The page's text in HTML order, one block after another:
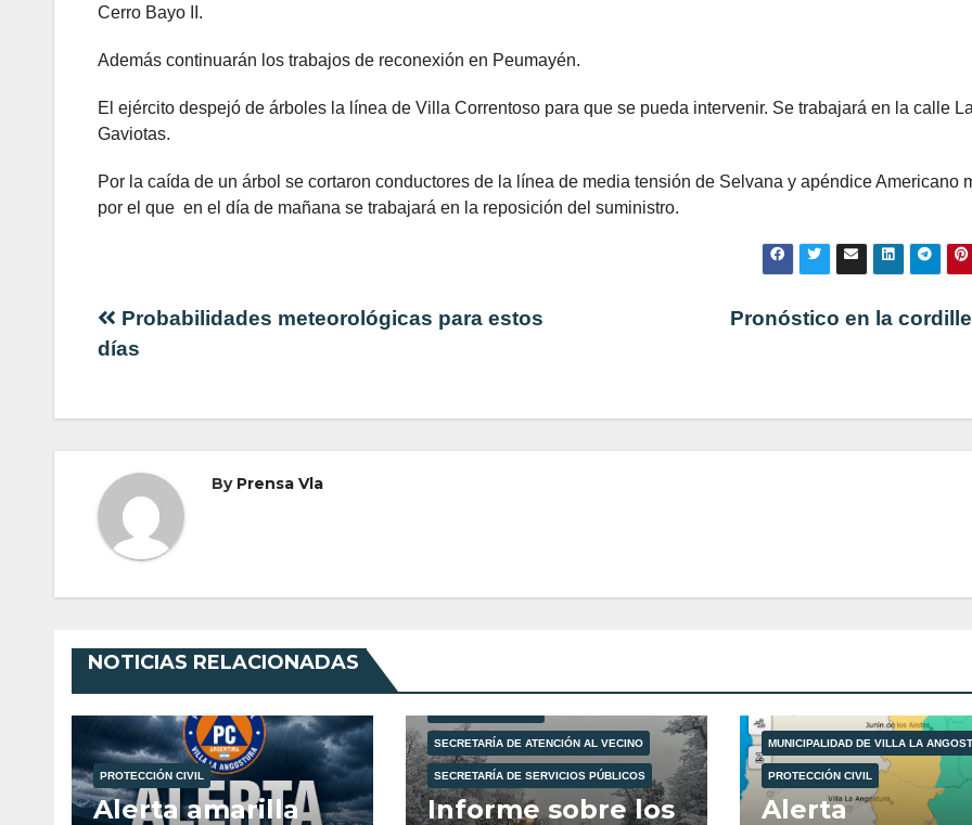
Cerro Bayo II.
Además continuarán los trabajos de reconexión en Peumayén.
El ejército despejó de árboles la línea de Villa Correntoso para que se pueda intervenir. Se trabajará en la calle
Gaviotas.
Por la caída de un árbol se cortaron conductores de la línea de media tensión de Selvana y apéndice Americano
por el que en el día de mañana se trabajará en la reposición del suministro.
Navegación
entradas
Pronóstico en la
Probabilidades meteorológicas para estos
días
By Prensa Vla
NOTICIAS RELACIONADAS
PROTECCIÓN CIVIL
Alerta amarilla
SECRETARÍA DE ATENCIÓN AL VECINO
SECRETARÍA DE SERVICIOS PÚBLICOS
Informe sobre los
MUNICIPALIDAD DE VILLA LA
PROTECCIÓN CIVIL
Alerta